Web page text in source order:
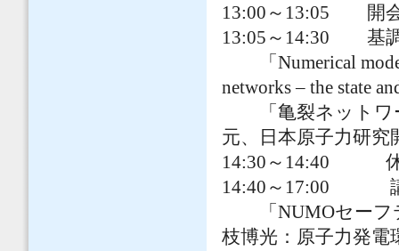
13:00～13:05 開
13:05～14:30 基
「Numerical
networks – the state
「亀裂ネットワー
元、日本原子力研究
14:30～14:40
14:40～17:00
「NUMOセーフ
枝博光：原子力発電